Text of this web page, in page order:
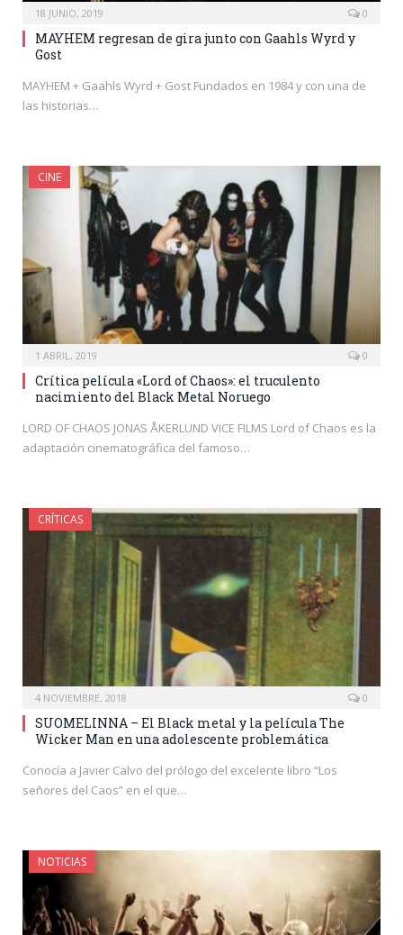
18 JUNIO, 2019 0
MAYHEM regresan de gira junto con Gaahls Wyrd y
Gost
MAYHEM + Gaahls Wyrd + Gost Fundados en 1984 y con una de
las historias…
CINE
1 ABRIL, 2019 0
Crítica película «Lord of Chaos»: el truculento
nacimiento del Black Metal Noruego
LORD OF CHAOS JONAS ÅKERLUND VICE FILMS Lord of Chaos es la
adaptación cinematográfica del famoso…
CRÍTICAS
4 NOVIEMBRE, 2018 0
SUOMELINNA – El Black metal y la película The
Wicker Man en una adolescente problemática
Conocía a Javier Calvo del prólogo del excelente libro “Los
señores del Caos” en el que…
NOTICIAS